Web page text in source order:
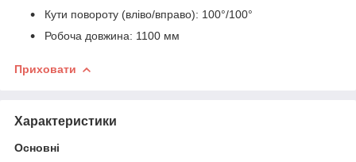
Кути повороту (вліво/вправо): 100°/100°
Робоча довжина: 1100 мм
Приховати
Характеристики
Основні